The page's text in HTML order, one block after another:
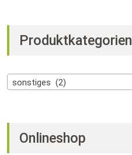
Produktkategorien
sonstiges (2)
Onlineshop